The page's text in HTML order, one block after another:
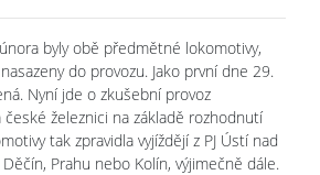
byly obě předmětné lokomotivy,
do provozu. Jako první dne 29.
Nyní jde o zkušební provoz
české železnici na základě rozhodnutí
tak zpravidla vyjíždějí z PJ Ústí nad
Prahu nebo Kolín, výjimečně dále.